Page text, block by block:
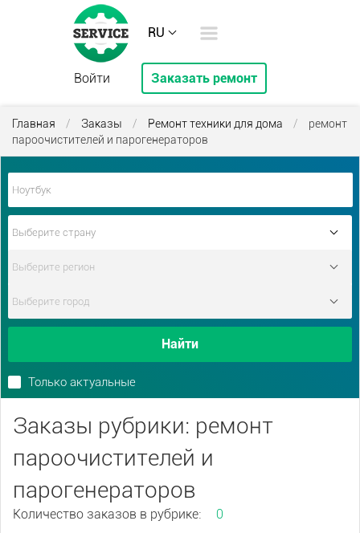
RU
Войти Заказать ремонт
Главная / Заказы / Ремонт техники для дома /
ремонт
пароочистителей и парогенераторов
Найти
Только актуальные
Заказы рубрики: ремонт
пароочистителей и
парогенераторов
Количество заказов в рубрике: 0